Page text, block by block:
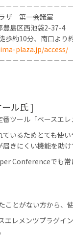
－－－－－－－－－
ザ 第一会議室
豊島区西池袋2-37-4
歩約10分、南口より
plaza.jp/access/
－－－－－－－－－
ル氏 ]
ツール「ベースエレ
いるためとても使
きにくい機能を助
Conferenceでも常
ことがない方から、
エレメンツプラグイ